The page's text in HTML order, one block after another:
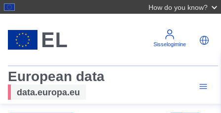
How do you know?
Sisselogimine
European data
data.europa.eu